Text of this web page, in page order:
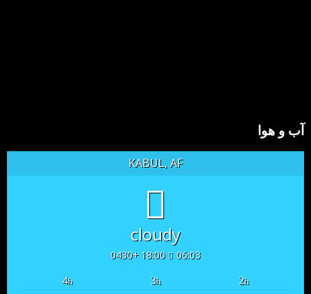
آب و هوا
KABUL, AF
cloudy
06:03
18:00 +0430
2h
3h
4h